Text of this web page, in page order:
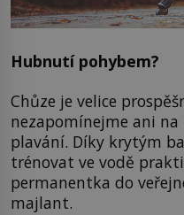
Hubnutí pohybem?
Chůze je velice
nezapomínejme ani
plavání. Díky krytým
trénovat ve vodě
permanentka do
majlant.